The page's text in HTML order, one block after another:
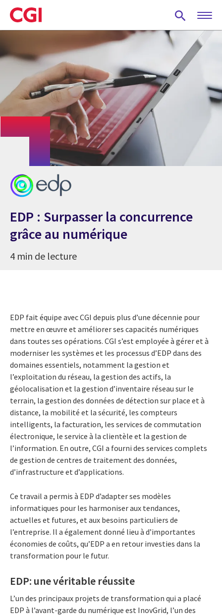
Skip
to
main
EDP : Surpasser la concurrence
grâce au numérique
4 min de lecture
EDP fait équipe avec CGI depuis plus d’une décennie pour
mettre en œuvre et améliorer ses capacités numériques
dans toutes ses opérations. CGI s’est employée à gérer et à
moderniser les systèmes et les processus d’EDP dans des
domaines essentiels, notamment la gestion et
l’exploitation du réseau, la gestion des actifs, la
géolocalisation et la gestion d’inventaire réseau sur le
terrain, la gestion des données de détection sur place et à
distance, la mobilité et la sécurité, les compteurs
intelligents, la facturation, les services de commutation
électronique, le service à la clientèle et la gestion de
l’information. En outre, CGI a fourni des services complets
de gestion de centres de traitement des données,
d’infrastructure et d’applications.
Ce travail a permis à EDP d’adapter ses modèles
informatiques pour les harmoniser aux tendances,
actuelles et futures, et aux besoins particuliers de
l’entreprise. Il a également donné lieu à d’importantes
économies de coûts, qu’EDP a en retour investies dans la
transformation pour le futur.
EDP: une véritable réussite
L’un des principaux projets de transformation qui a placé
EDP à l’avant-garde du numérique est InovGrid, l’un des